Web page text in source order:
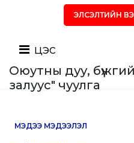
ЭЛСЭЛТИЙН
цэс
Оюутны дуу,
залуус" чуулга
МЭДЭЭ МЭДЭЭЛЭЛ